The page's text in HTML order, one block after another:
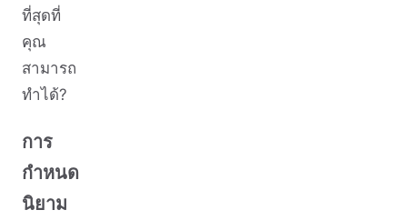
ที่สุดที่
คุณ
สามารถ
ทำได้?
การ
กำหนด
นิยาม